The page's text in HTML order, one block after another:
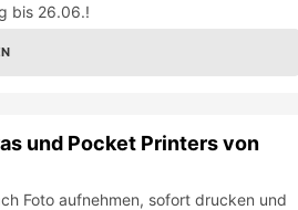
bis 26.06.!
und Pocket Printers von
Foto aufnehmen, sofort drucken und